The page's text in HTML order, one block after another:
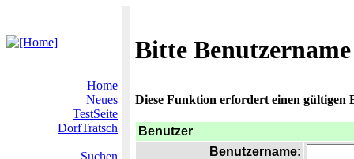
Bitte
Home
Neues
TestSeite
DorfTratsch
Suchen
Diese Funktion erfordert einen gültigen
Benutzer
Benutzername: